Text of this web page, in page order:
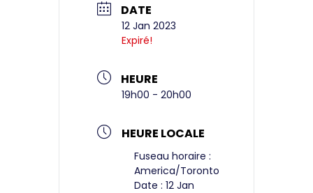
DATE
12 Jan 2023
Expiré!
HEURE
19h00 - 20h00
HEURE LOCALE
Fuseau horaire :
America/Toronto
Date : 12 Jan